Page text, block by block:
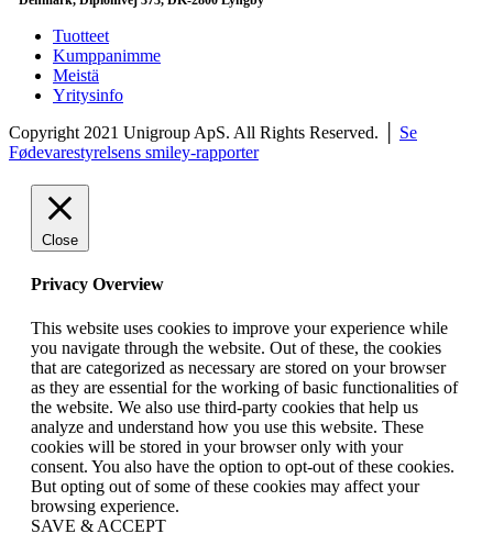
Tuotteet
Kumppanimme
Meistä
Yritysinfo
Copyright 2021 Unigroup ApS. All Rights Reserved. │ Se
Fødevarestyrelsens smiley-rapporter
Close
Privacy Overview
This website uses cookies to improve your experience while
you navigate through the website. Out of these, the cookies
that are categorized as necessary are stored on your browser
as they are essential for the working of basic functionalities of
the website. We also use third-party cookies that help us
analyze and understand how you use this website. These
cookies will be stored in your browser only with your
consent. You also have the option to opt-out of these cookies.
But opting out of some of these cookies may affect your
browsing experience.
SAVE & ACCEPT